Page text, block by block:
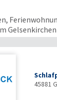
45881